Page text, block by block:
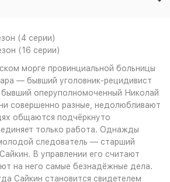
(4 серии)
(16 серии)
морге провинциальной больницы
— бывший уголовник-рецидивист
оперуполномоченный Николай
совершенно разные, недолюбливают
общаются подчёркнуто
только работа. Однажды
следователь — старший
В управлении его считают
на него самые безнадёжные дела.
Сайкин становится свидетелем